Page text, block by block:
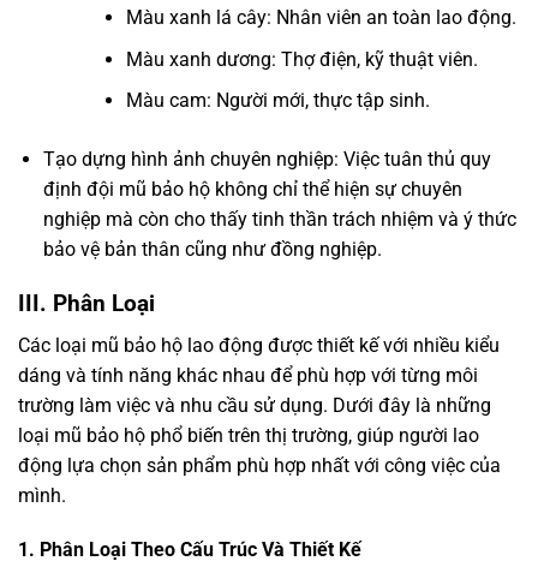
Màu xanh lá cây: Nhân viên an toàn lao động.
Màu xanh dương: Thợ điện, kỹ thuật viên.
Màu cam: Người mới, thực tập sinh.
Tạo dựng hình ảnh chuyên nghiệp: Việc tuân thủ quy
định đội mũ bảo hộ không chỉ thể hiện sự chuyên
nghiệp mà còn cho thấy tinh thần trách nhiệm và ý thức
bảo vệ bản thân cũng như đồng nghiệp.
III. Phân Loại
Các loại mũ bảo hộ lao động được thiết kế với nhiều kiểu
dáng và tính năng khác nhau để phù hợp với từng môi
trường làm việc và nhu cầu sử dụng. Dưới đây là những
loại mũ bảo hộ phổ biến trên thị trường, giúp người lao
động lựa chọn sản phẩm phù hợp nhất với công việc của
mình.
1. Phân Loại Theo Cấu Trúc Và Thiết Kế